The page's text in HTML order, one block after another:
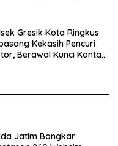
Gresik Kota Ringkus
Kekasih Pencuri
Berawal Kunci Kontak
Jatim Bongkar